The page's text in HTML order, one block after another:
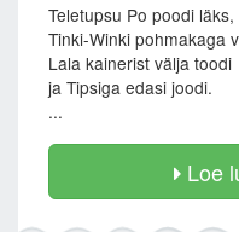
Teletupsu Po poodi läks,
Tinki-Winki pohmakaga
Lala kainerist välja toodi
ja Tipsiga edasi joodi.
...
Loe